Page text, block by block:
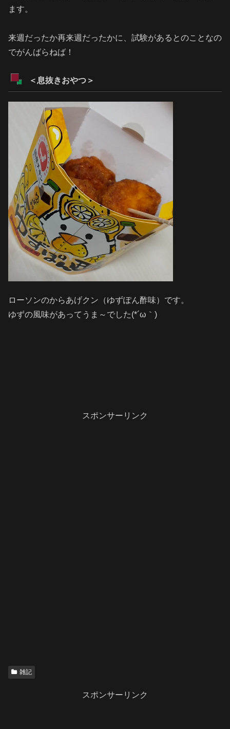
ます。
来週だったか再来週だったかに、試験があるとのことなの
でがんばらねば！
＜息抜きおやつ ＞
ローソンのからあげクン（ゆずぽん酢味）です。
ゆずの風味があってうま～でした(*´ω｀)
スポンサーリンク
雑記
スポンサーリンク